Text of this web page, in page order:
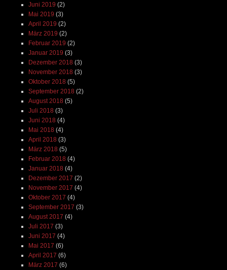
Juni 2019 (2)
Mai 2019 (3)
April 2019 (2)
März 2019 (2)
Februar 2019 (2)
Januar 2019 (3)
Dezember 2018 (3)
November 2018 (3)
Oktober 2018 (5)
September 2018 (2)
August 2018 (5)
Juli 2018 (3)
Juni 2018 (4)
Mai 2018 (4)
April 2018 (3)
März 2018 (5)
Februar 2018 (4)
Januar 2018 (4)
Dezember 2017 (2)
November 2017 (4)
Oktober 2017 (4)
September 2017 (3)
August 2017 (4)
Juli 2017 (3)
Juni 2017 (4)
Mai 2017 (6)
April 2017 (6)
März 2017 (6)